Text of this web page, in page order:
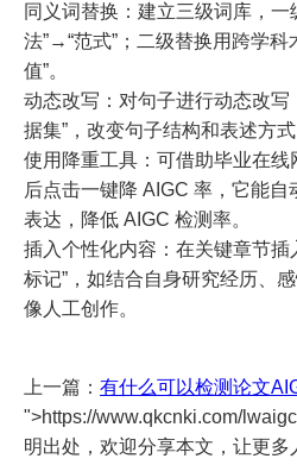
同义词替换：建立三级词库，一
法”→“范式”；二级替换用跨学科
值”。
动态改写：对句子进行动态改写
据集”，改变句子结构和表述方式
使用降重工具：可借助毕业在
后点击一键降 AIGC 率，它能
表达，降低 AIGC 检测率。
插入个性化内容：在关键章节插
标记”，如结合自身研究经历、
像人工创作。
上一篇： 有什么可以检测论文
">https://www.qkcnki.com/
明出处，欢迎分享本文，让更